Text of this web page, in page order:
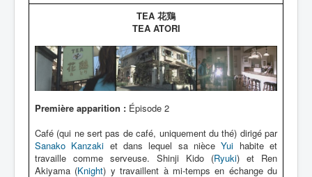
TEA 花鶏
TEA ATORI
Première apparition : Épisode 2
Café (qui ne sert pas de café, uniquement du thé) dirigé par
Sanako Kanzaki et dans lequel sa nièceYui habite et
travaille comme serveuse. Shinji Kido (Ryuki) et Ren
Akiyama (Knight) y travaillent à mi-temps en échange du